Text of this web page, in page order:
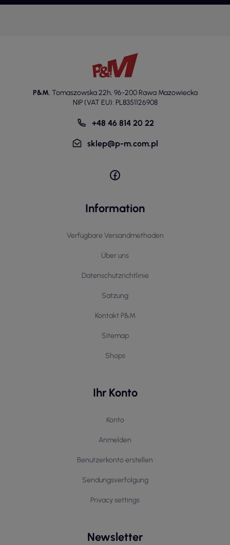
P&M, Tomaszowska 22h, 96-200 Rawa Mazowiecka
NIP (VAT EU): PL8351126908
+48 46 814 20 22
sklep@p-m.com.pl
Information
Verfügbare Versandmethoden
Über uns
Datenschutzrichtlinie
Satzung
Kontakt P&M
Sitemap
Shops
Ihr Konto
Konto
Anmelden
Benutzerkonto erstellen
Sendungsverfolgung
Privacy settings
Newsletter